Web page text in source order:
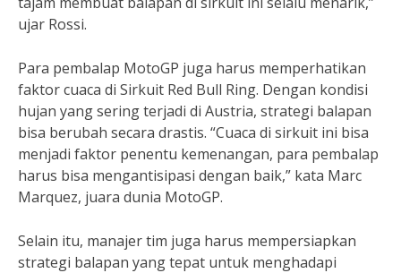
ujar Rossi.
Para pembalap MotoGP juga harus memperhatikan
faktor cuaca di Sirkuit Red Bull Ring. Dengan kondisi
hujan yang sering terjadi di Austria, strategi balapan
bisa berubah secara drastis. “Cuaca di sirkuit ini bisa
menjadi faktor penentu kemenangan, para pembalap
harus bisa mengantisipasi dengan baik,” kata Marc
Marquez, juara dunia MotoGP.
Selain itu, manajer tim juga harus mempersiapkan
strategi balapan yang tepat untuk menghadapi